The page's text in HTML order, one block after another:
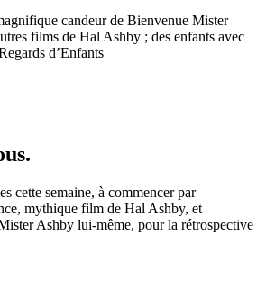
candeur de Bienvenue Mister
films de Hal Ashby ; des enfants avec
d’Enfants
cette semaine, à commencer par
mythique film de Hal Ashby, et
Ashby lui-même, pour la rétrospective